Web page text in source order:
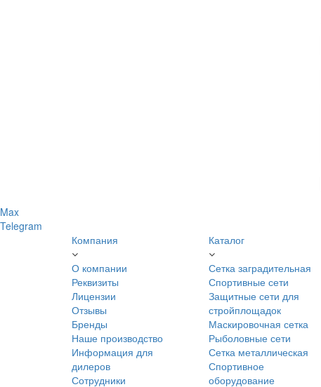
Max
Telegram
Компания
О компании
Реквизиты
Лицензии
Отзывы
Бренды
Наше производство
Информация для
дилеров
Сотрудники
Каталог
Сетка заградительная
Спортивные сети
Защитные сети для
стройплощадок
Маскировочная сетка
Рыболовные сети
Сетка металлическая
Спортивное
оборудование